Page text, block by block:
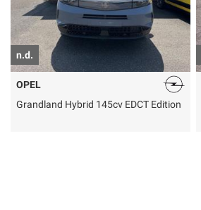
n.d.
OPEL
Grandland Hybrid 145cv EDCT Edition